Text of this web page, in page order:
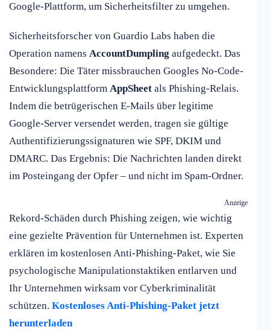
Google-Plattform, um Sicherheitsfilter zu umgehen.
Sicherheitsforscher von Guardio Labs haben die
Operation namens AccountDumpling aufgedeckt. Das
Besondere: Die Täter missbrauchen Googles No-Code-
Entwicklungsplattform AppSheet als Phishing-Relais.
Indem die betrügerischen E-Mails über legitime
Google-Server versendet werden, tragen sie gültige
Authentifizierungssignaturen wie SPF, DKIM und
DMARC. Das Ergebnis: Die Nachrichten landen direkt
im Posteingang der Opfer – und nicht im Spam-Ordner.
Anzeige
Rekord-Schäden durch Phishing zeigen, wie wichtig
eine gezielte Prävention für Unternehmen ist. Experten
erklären im kostenlosen Anti-Phishing-Paket, wie Sie
psychologische Manipulationstaktiken entlarven und
Ihr Unternehmen wirksam vor Cyberkriminalität
schützen. Kostenloses Anti-Phishing-Paket jetzt
herunterladen